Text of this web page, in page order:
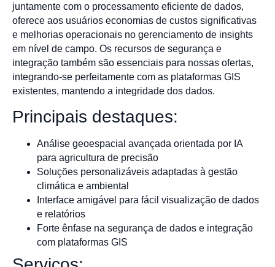
juntamente com o processamento eficiente de dados,
oferece aos usuários economias de custos significativas
e melhorias operacionais no gerenciamento de insights
em nível de campo. Os recursos de segurança e
integração também são essenciais para nossas ofertas,
integrando-se perfeitamente com as plataformas GIS
existentes, mantendo a integridade dos dados.
Principais destaques:
Análise geoespacial avançada orientada por IA
para agricultura de precisão
Soluções personalizáveis adaptadas à gestão
climática e ambiental
Interface amigável para fácil visualização de dados
e relatórios
Forte ênfase na segurança de dados e integração
com plataformas GIS